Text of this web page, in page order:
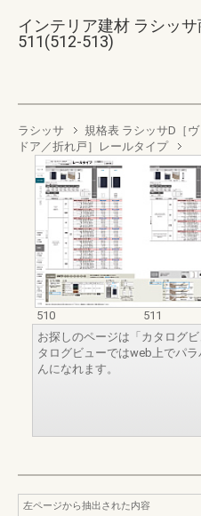
インテリア建材 ラシッ
511(512-513)
ラシッサ 規格表 ラシッサD［ヴ
ドア／折れ戸］レールタイプ
510
511
お探しのページは「カタログ
タログビューではweb上でパ
んになれます。
左ページから抽出された内容